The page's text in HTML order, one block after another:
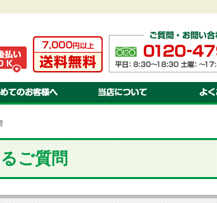
ナル 書体・色見本
ル 対応ソフト
ル 入稿の方法・種類
ご質問